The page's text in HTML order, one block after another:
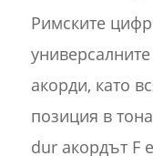
Римските
акорди, като
позиция в
dur акордът F